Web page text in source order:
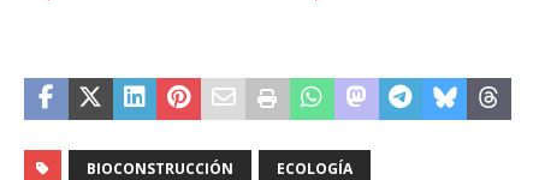
BIOCONSTRUCCIÓN ECOLOGÍA